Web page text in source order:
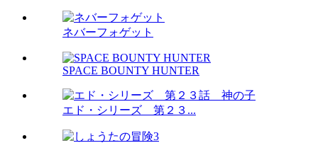
ネバーフォゲット
SPACE BOUNTY HUNTER
エド・シリーズ 第２３...